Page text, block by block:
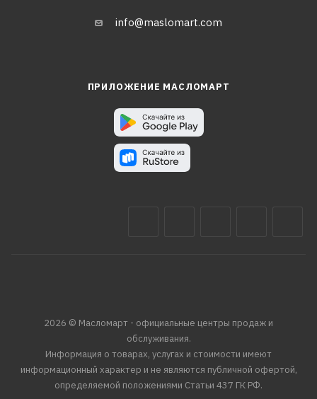
info@maslomart.com
ПРИЛОЖЕНИЕ МАСЛОМАРТ
2026 © Масломарт - официальные центры продаж и
обслуживания.
Информация о товарах, услугах и стоимости имеют
информационный характер и не являются публичной офертой,
определяемой положениями Статьи 437 ГК РФ.